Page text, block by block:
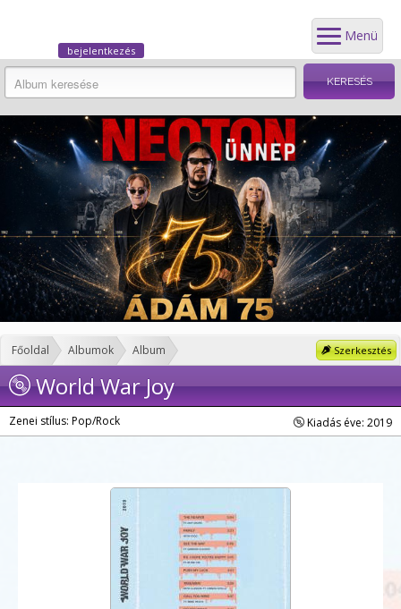
Menü
bejelentkezés
Szerkesztés
Főoldal Albumok Album
World War Joy
Zenei stílus: Pop/Rock Kiadás éve: 2019